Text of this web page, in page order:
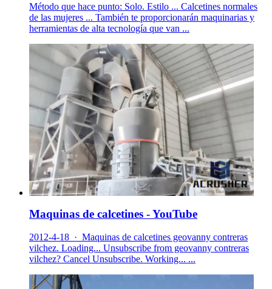
Método que hace punto: Solo. Estilo ... Calcetines normales
de las mujeres ... También te proporcionarán maquinarias y
herramientas de alta tecnología que van ...
Maquinas de calcetines - YouTube
2012-4-18 · Maquinas de calcetines geovanny contreras
vilchez. Loading... Unsubscribe from geovanny contreras
vilchez? Cancel Unsubscribe. Working... ...